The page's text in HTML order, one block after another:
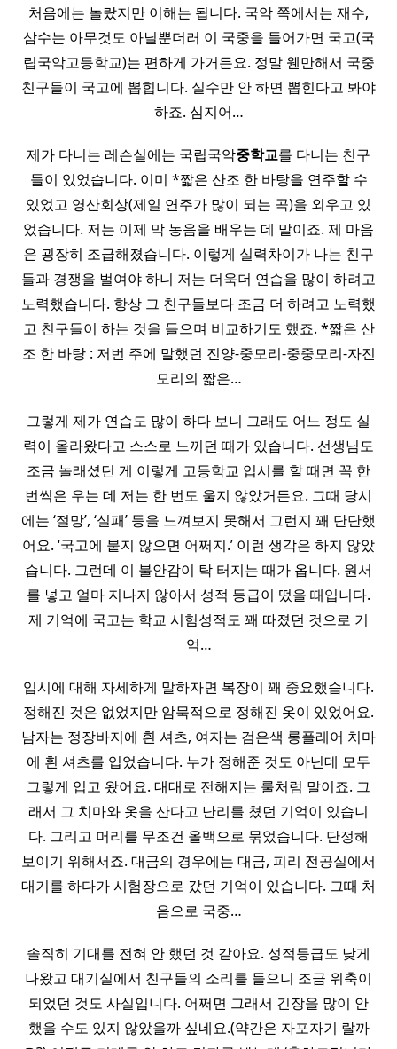
처음에는 놀랐지만 이해는 됩니다. 국악 쪽에서는 재수,
삼수는 아무것도 아닐뿐더러 이 국중을 들어가면 국고(국
립국악고등학교)는 편하게 가거든요. 정말 웬만해서 국중
친구들이 국고에 뽑힙니다. 실수만 안 하면 뽑힌다고 봐야
하죠. 심지어…
제가 다니는 레슨실에는 국립국악중학교를 다니는 친구
들이 있었습니다. 이미 *짧은 산조 한 바탕을 연주할 수
있었고 영산회상(제일 연주가 많이 되는 곡)을 외우고 있
었습니다. 저는 이제 막 농음을 배우는 데 말이죠. 제 마음
은 굉장히 조급해졌습니다. 이렇게 실력차이가 나는 친구
들과 경쟁을 벌여야 하니 저는 더욱더 연습을 많이 하려고
노력했습니다. 항상 그 친구들보다 조금 더 하려고 노력했
고 친구들이 하는 것을 들으며 비교하기도 했죠. *짧은 산
조 한 바탕 : 저번 주에 말했던 진양-중모리-중중모리-자진
모리의 짧은…
그렇게 제가 연습도 많이 하다 보니 그래도 어느 정도 실
력이 올라왔다고 스스로 느끼던 때가 있습니다. 선생님도
조금 놀래셨던 게 이렇게 고등학교 입시를 할 때면 꼭 한
번씩은 우는 데 저는 한 번도 울지 않았거든요. 그때 당시
에는 ‘절망’, ‘실패’ 등을 느껴보지 못해서 그런지 꽤 단단했
어요. ‘국고에 붙지 않으면 어쩌지.’ 이런 생각은 하지 않았
습니다. 그런데 이 불안감이 탁 터지는 때가 옵니다. 원서
를 넣고 얼마 지나지 않아서 성적 등급이 떴을 때입니다.
제 기억에 국고는 학교 시험성적도 꽤 따졌던 것으로 기
억…
입시에 대해 자세하게 말하자면 복장이 꽤 중요했습니다.
정해진 것은 없었지만 암묵적으로 정해진 옷이 있었어요.
남자는 정장바지에 흰 셔츠, 여자는 검은색 롱플레어 치마
에 흰 셔츠를 입었습니다. 누가 정해준 것도 아닌데 모두
그렇게 입고 왔어요. 대대로 전해지는 룰처럼 말이죠. 그
래서 그 치마와 옷을 산다고 난리를 쳤던 기억이 있습니
다. 그리고 머리를 무조건 올백으로 묶었습니다. 단정해
보이기 위해서죠. 대금의 경우에는 대금, 피리 전공실에서
대기를 하다가 시험장으로 갔던 기억이 있습니다. 그때 처
음으로 국중…
솔직히 기대를 전혀 안 했던 것 같아요. 성적등급도 낮게
나왔고 대기실에서 친구들의 소리를 들으니 조금 위축이
되었던 것도 사실입니다. 어쩌면 그래서 긴장을 많이 안
했을 수도 있지 않았을까 싶네요.(약간은 자포자기 랄까